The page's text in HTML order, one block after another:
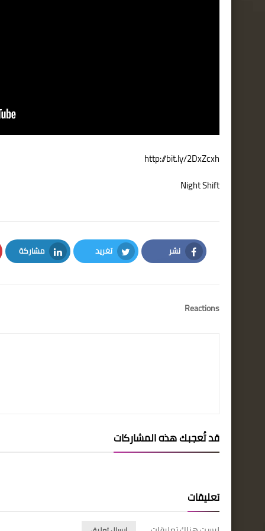
http://bit.ly/2DxZcxh
Night Shift
نشر
Facebook
تغريد
Twitter
مشاركة
LinkedIn
Reactions
قد تُعجبك هذه المشاركات
تعليقات